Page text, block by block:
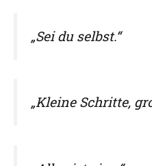
„Sei du selbst.“
„Kleine Schritte,